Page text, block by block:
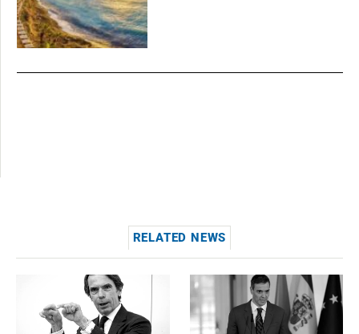
RELATED NEWS